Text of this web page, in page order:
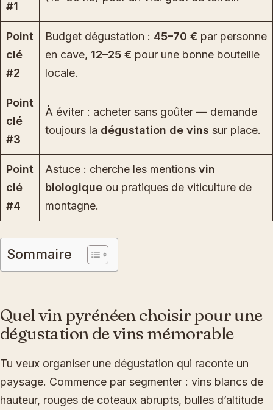
#1
Point
clé
#2
Budget dégustation : 45–70 € par personne
en cave, 12–25 € pour une bonne bouteille
locale.
Point
clé
#3
À éviter : acheter sans goûter — demande
toujours la dégustation de vins sur place.
Point
clé
#4
Astuce : cherche les mentions vin
biologique ou pratiques de viticulture de
montagne.
Sommaire
Quel vin pyrénéen choisir pour une
dégustation de vins mémorable
Tu veux organiser une dégustation qui raconte un
paysage. Commence par segmenter : vins blancs de
hauteur, rouges de coteaux abrupts, bulles d’altitude